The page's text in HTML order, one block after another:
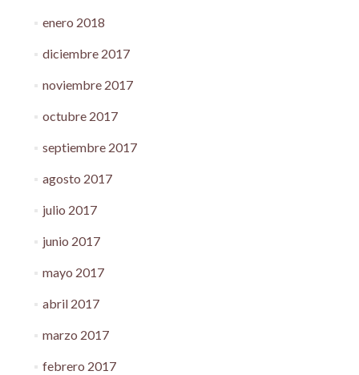
enero 2018
diciembre 2017
noviembre 2017
octubre 2017
septiembre 2017
agosto 2017
julio 2017
junio 2017
mayo 2017
abril 2017
marzo 2017
febrero 2017